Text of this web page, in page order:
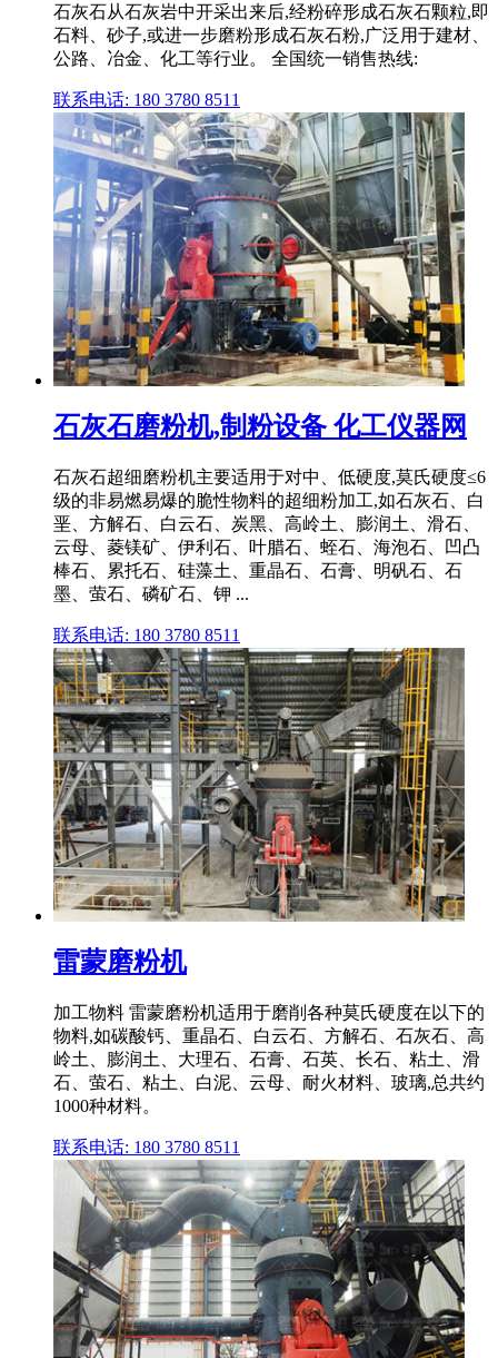
石灰石从石灰岩中开采出来后,经粉碎形成石灰石颗粒,即
石料、砂子,或进一步磨粉形成石灰石粉,广泛用于建材、
公路、冶金、化工等行业。 全国统一销售热线:
联系电话: 180 3780 8511
石灰石磨粉机,制粉设备 化工仪器网
石灰石超细磨粉机主要适用于对中、低硬度,莫氏硬度≤6
级的非易燃易爆的脆性物料的超细粉加工,如石灰石、白
垩、方解石、白云石、炭黑、高岭土、膨润土、滑石、
云母、菱镁矿、伊利石、叶腊石、蛭石、海泡石、凹凸
棒石、累托石、硅藻土、重晶石、石膏、明矾石、石
墨、萤石、磷矿石、钾 ...
联系电话: 180 3780 8511
雷蒙磨粉机
加工物料 雷蒙磨粉机适用于磨削各种莫氏硬度在以下的
物料,如碳酸钙、重晶石、白云石、方解石、石灰石、高
岭土、膨润土、大理石、石膏、石英、长石、粘土、滑
石、萤石、粘土、白泥、云母、耐火材料、玻璃,总共约
1000种材料。
联系电话: 180 3780 8511